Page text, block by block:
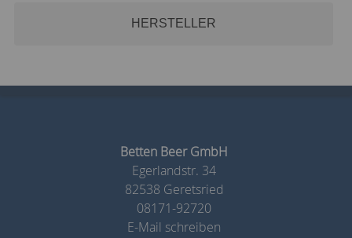
HERSTELLER
Betten Beer GmbH
Egerlandstr. 34
82538 Geretsried
08171-92720
E-Mail schreiben